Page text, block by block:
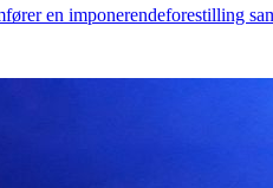
en imponerendeforestilling